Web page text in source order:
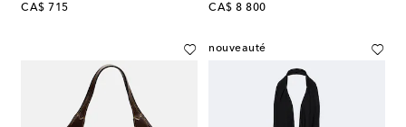
CA$ 715
original price
CA$ 8 800
original price
nouveauté